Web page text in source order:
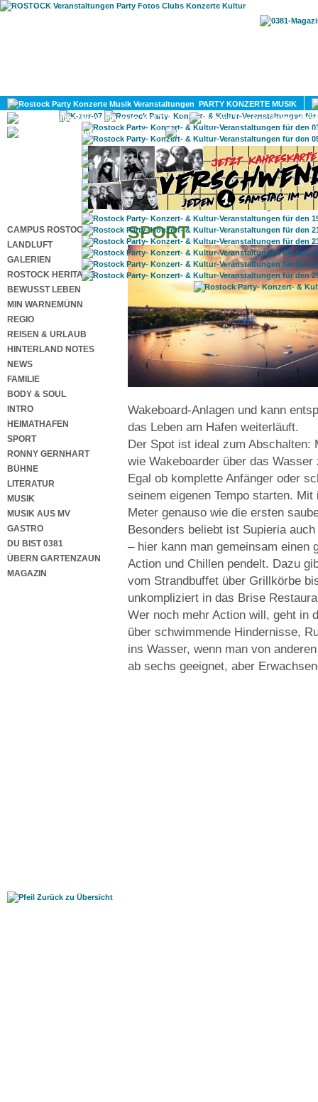
PARTY KONZERTE MUSIK
KULTUR
GAY
CAMPUS ROSTOCK
LANDLUFT
GALERIEN
ROSTOCK HERITAGE
BEWUSST LEBEN
MIN WARNEMÜNN
REGIO
REISEN & URLAUB
HINTERLAND NOTES
NEWS
FAMILIE
BODY & SOUL
INTRO
HEIMATHAFEN
SPORT
RONNY GERNHART
BÜHNE
LITERATUR
MUSIK
MUSIK AUS MV
GASTRO
DU BIST 0381
ÜBERN GARTENZAUN
MAGAZIN
SPORT
Wakeboard-Anlagen und kann
das Leben am Hafen weiterläuft.
Der Spot ist ideal zum Abschalten:
wie Wakeboarder über das
Egal ob komplette Anfänger oder
seinem eigenen Tempo starten.
Meter genauso wie die ersten
Besonders beliebt ist Supieria
– hier kann man gemeinsam einen
Action und Chillen pendelt. Dazu
vom Strandbuffet über Grillkörbe
unkompliziert in das Brise
Wer noch mehr Action will, geht in
über schwimmende Hindernisse,
ins Wasser, wenn man von
ab sechs geeignet, aber
Zurück zu Übersicht